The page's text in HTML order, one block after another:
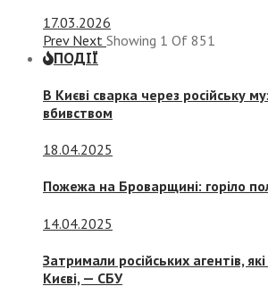
17.03.2026
Prev Next Showing 1 Of 851
ПОДІЇ
В Києві сварка через російську
вбивством
18.04.2025
Пожежа на Броварщині: горіло
14.04.2025
Затримали російських агентів,
Києві, — СБУ